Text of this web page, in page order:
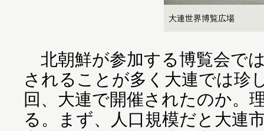
大連世界博覧広場
北朝鮮が参加する博覧会で
されることが多く大連では珍
回、大連で開催されたのか。
る。まず、人口規模だと大連